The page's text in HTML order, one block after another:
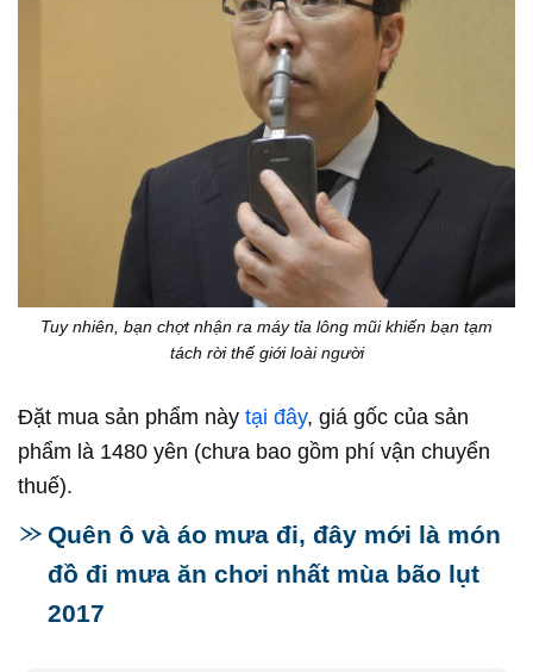
Tuy nhiên, bạn chợt nhận ra máy tỉa lông mũi khiến bạn tạm
tách rời thế giới loài người
Đặt mua sản phẩm này tại đây, giá gốc của sản
phẩm là 1480 yên (chưa bao gồm phí vận chuyển
thuế).
Quên ô và áo mưa đi, đây mới là món
đồ đi mưa ăn chơi nhất mùa bão lụt
2017